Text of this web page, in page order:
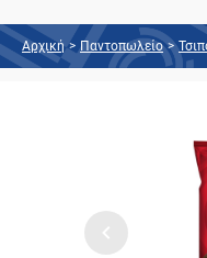
Αρχική > Παντοπωλείο >